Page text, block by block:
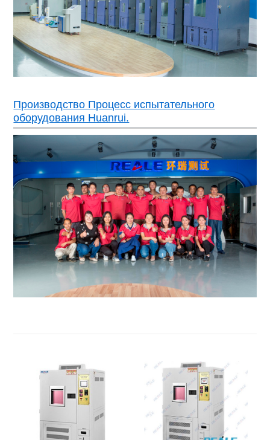
Производство Процесс испытательного
оборудования Huanrui.